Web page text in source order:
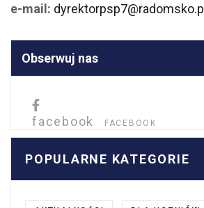
e-mail: dyrektorpsp7@radomsko.pl
Obserwuj nas
facebook FACEBOOK
POPULARNE KATEGORIE